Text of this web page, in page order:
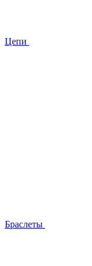
Цепи
Браслеты